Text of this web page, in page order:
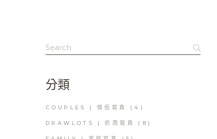
覽Search
for:
分類
COUPLES | 情侶寫真 (4)
DRAWLOTS | 抓周寫真 (8)